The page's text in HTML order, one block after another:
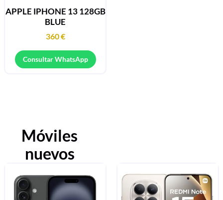
APPLE IPHONE 13 128GB
BLUE
360€
Consultar WhatsApp
Móviles
nuevos